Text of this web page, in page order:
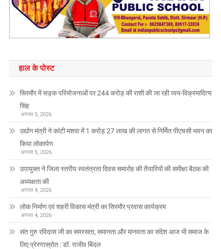
हाल के पोस्ट
सिरमौर में सड़क परियोजनाओं पर 244 करोड़ की राशी की जा रही व्यय-विक्रमादित्य
सिंह
अगस्त 5, 2026
उद्योग मंत्री ने कांटी मशवा में 1 करोड़ 27 लाख की लागत से निर्मित पीएचसी भवन का
किया लोकार्पण
अगस्त 5, 2026
उपायुक्त ने जिला स्तरीय स्वतंत्रता दिवस समारोह की तैयारियों की समीक्षा बैठक की
अध्यक्षता की
अगस्त 4, 2026
लोक निर्माण एवं शहरी विकास मंत्री का सिरमौर प्रवास कार्यक्रम
अगस्त 4, 2026
संत गुरु रविदास जी का समरसता, समानता और मानवता का संदेश आज भी समाज के
लिए प्रेरणास्रोत : डॉ. राजीव बिंदल